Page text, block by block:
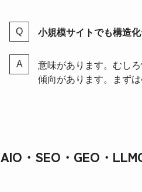
小規模サイトでも構造
意味があります。むし
傾向があります。まず
AIO・SEO・GEO・